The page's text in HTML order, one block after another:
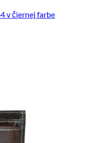
v čiernej farbe